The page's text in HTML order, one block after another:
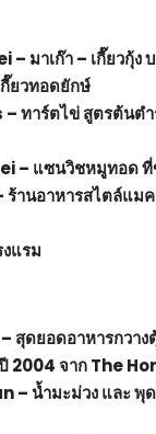
– มาเก๊า – เกี๊ยวกุ้ง
กี๊ยวทอดยักษ์
ทาร์ตไข่ สูตรต้นต
– แซนวิชหมูทอด
านอาหารสไตล์แม
แรม
สุดยอดอาหารกวาง
2004 จาก The
– น้ำมะม่วง และ พุ